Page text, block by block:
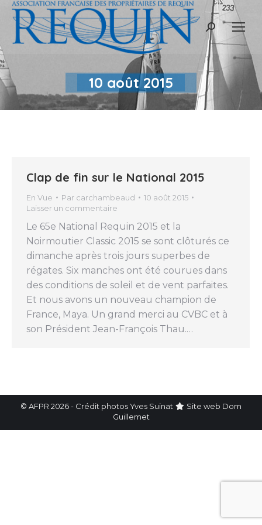
Recherche
10 août 2015
Clap de fin sur le National 2015
En Vue Par carchambeaud
10 août 2015
Laisser un commentaire
Le 65e National Requin 2015 et la
Noirmoutier Classic 2015 se sont clôturés ce
dimanche après trois jours superbes de
régates. Six manches ont été courues dans
des conditions de soleil et de vent parfaites.
Et nous avons un nouveau champion de
France, Maya. Un grand merci au CVBC et à
son Président Jean-François Thau.…
© AFPR 2026 - Crédit photos Yves Suinat Site web Dom
Guillemet